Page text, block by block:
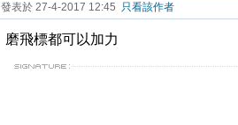
發表於 27-4-2017 12:45 只看該作者
磨飛標都可以加力